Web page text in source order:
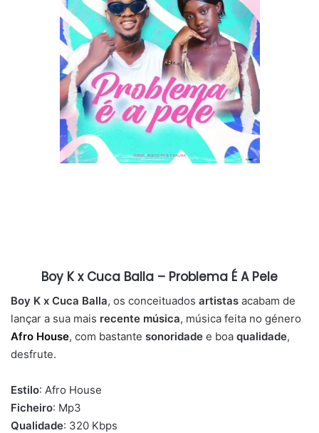
Boy K x Cuca Balla – Problema É A Pele
Boy K x Cuca Balla, os conceituados artistas acabam de
lançar a sua mais recente música, música feita no género
Afro House, com bastante sonoridade e boa qualidade,
desfrute.
Estilo: Afro House
Ficheiro: Mp3
Qualidade: 320 Kbps